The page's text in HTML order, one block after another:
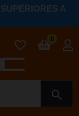
A
search
0